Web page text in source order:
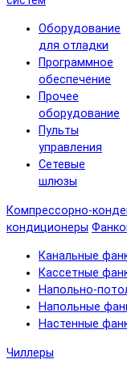
Оборудование
для отладки
Программное
обеспечение
Прочее
оборудование
Пульты
управления
Сетевые
шлюзы
Компрессорно-
кондиционеры
Канальные
Кассетные
Напольно-
Напольные
Настенные
Чиллеры